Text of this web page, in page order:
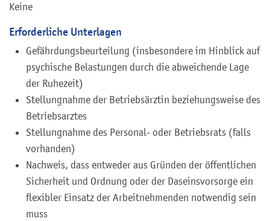
Keine
Erforderliche Unterlagen
Gefährdungsbeurteilung (insbesondere im Hinblick auf
psychische Belastungen durch die abweichende Lage
der Ruhezeit)
Stellungnahme der Betriebsärztin beziehungsweise des
Betriebsarztes
Stellungnahme des Personal- oder Betriebsrats (falls
vorhanden)
Nachweis, dass entweder aus Gründen der öffentlichen
Sicherheit und Ordnung oder der Daseinsvorsorge ein
flexibler Einsatz der Arbeitnehmenden notwendig sein
muss